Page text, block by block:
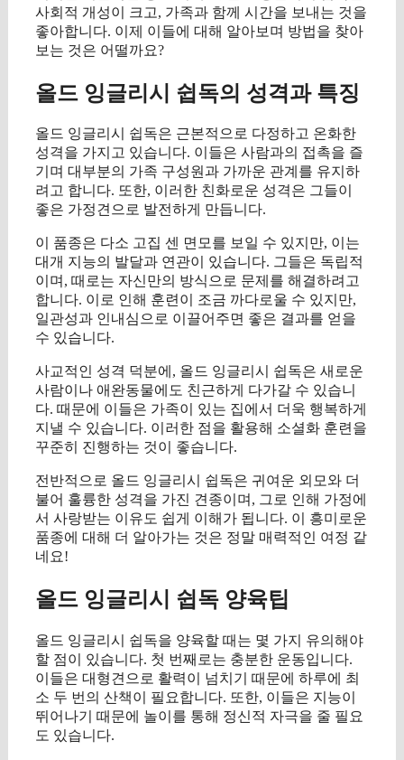
사회적 개성이 크고, 가족과 함께 시간을 보내는 것을
좋아합니다. 이제 이들에 대해 알아보며 방법을 찾아
보는 것은 어떨까요?
올드 잉글리시 쉽독의 성격과 특징
올드 잉글리시 쉽독은 근본적으로 다정하고 온화한
성격을 가지고 있습니다. 이들은 사람과의 접촉을 즐
기며 대부분의 가족 구성원과 가까운 관계를 유지하
려고 합니다. 또한, 이러한 친화로운 성격은 그들이
좋은 가정견으로 발전하게 만듭니다.
이 품종은 다소 고집 센 면모를 보일 수 있지만, 이는
대개 지능의 발달과 연관이 있습니다. 그들은 독립적
이며, 때로는 자신만의 방식으로 문제를 해결하려고
합니다. 이로 인해 훈련이 조금 까다로울 수 있지만,
일관성과 인내심으로 이끌어주면 좋은 결과를 얻을
수 있습니다.
사교적인 성격 덕분에, 올드 잉글리시 쉽독은 새로운
사람이나 애완동물에도 친근하게 다가갈 수 있습니
다. 때문에 이들은 가족이 있는 집에서 더욱 행복하게
지낼 수 있습니다. 이러한 점을 활용해 소셜화 훈련을
꾸준히 진행하는 것이 좋습니다.
전반적으로 올드 잉글리시 쉽독은 귀여운 외모와 더
불어 훌륭한 성격을 가진 견종이며, 그로 인해 가정에
서 사랑받는 이유도 쉽게 이해가 됩니다. 이 흥미로운
품종에 대해 더 알아가는 것은 정말 매력적인 여정 같
네요!
올드 잉글리시 쉽독 양육팁
올드 잉글리시 쉽독을 양육할 때는 몇 가지 유의해야
할 점이 있습니다. 첫 번째로는 충분한 운동입니다.
이들은 대형견으로 활력이 넘치기 때문에 하루에 최
소 두 번의 산책이 필요합니다. 또한, 이들은 지능이
뛰어나기 때문에 놀이를 통해 정신적 자극을 줄 필요
도 있습니다.